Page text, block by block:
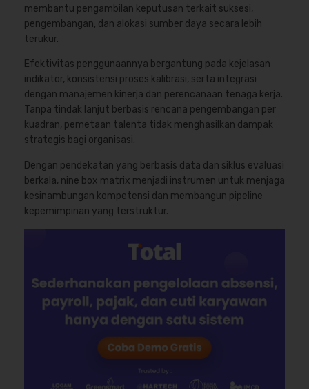
membantu pengambilan keputusan terkait suksesi,
pengembangan, dan alokasi sumber daya secara lebih
terukur.
Efektivitas penggunaannya bergantung pada kejelasan
indikator, konsistensi proses kalibrasi, serta integrasi
dengan manajemen kinerja dan perencanaan tenaga kerja.
Tanpa tindak lanjut berbasis rencana pengembangan per
kuadran, pemetaan talenta tidak menghasilkan dampak
strategis bagi organisasi.
Dengan pendekatan yang berbasis data dan siklus evaluasi
berkala, nine box matrix menjadi instrumen untuk menjaga
kesinambungan kompetensi dan membangun pipeline
kepemimpinan yang terstruktur.